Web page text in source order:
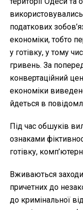
використовувались
податкових
економіки, тобто
у готівку, у тому
гривень. За
конвертаційний
економіки
йдеться в
Під час обшуків
ознаками
готівку,
Вживаються заходи
причетних до
до кримінальної